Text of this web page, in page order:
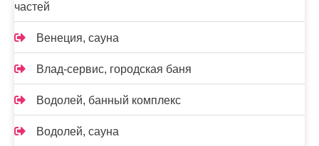
частей
Венеция, сауна
Влад-сервис, городская баня
Водолей, банный комплекс
Водолей, сауна